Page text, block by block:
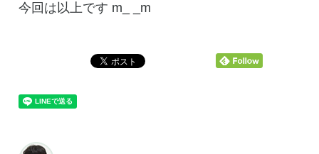
今回は以上です m_ _m